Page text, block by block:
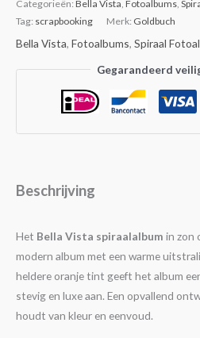
Categorieën: Bella Vista, Fotoalbums,
Tag: scrapbooking Merk: Goldbuch
Bella Vista, Fotoalbums, Spiraal
Gegarandeerd
Beschrijving
Het Bella Vista spiraalalbum in zon
modern album met een warme
heldere oranje tint geeft het album
stevig en luxe aan. Een opvallend
houdt van kleur en eenvoud.